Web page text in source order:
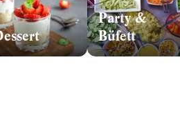
Party &
Büfett